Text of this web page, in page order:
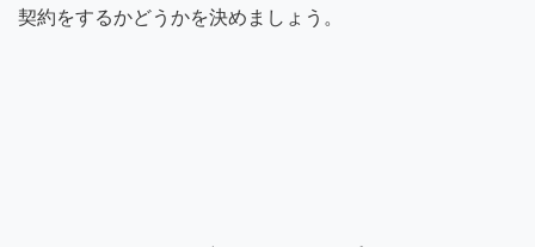
契約をするかどうかを決めましょう。